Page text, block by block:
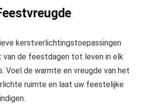
kerstverlichtingstoepassingen
van de feestdagen tot leven in elk
Voel de warmte en vreugde van het
ruimte en laat uw feestelijke